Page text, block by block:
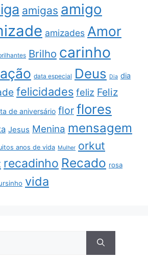
amigas amigo
amizades Amor
Brilho carinho
data especial Deus Dia dia
felicidades feliz Feliz
de aniversário flor flores
Jesus Menina mensagem
anos de vida Mulher orkut
recadinho Recado rosa
vida